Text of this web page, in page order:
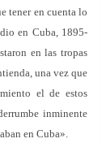
tener en cuenta lo
en Cuba, 1895-
en las tropas
una vez que
el de estos
inminente
en Cuba».